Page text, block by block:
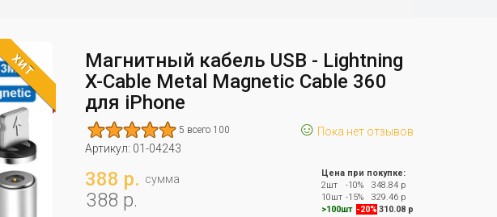
ХИТ
Магнитный кабель USB - Lightning
X-Cable Metal Magnetic Cable 360
для iPhone
5 всего 100 ☺ Пока нет отзывов
Артикул: 01-04243
388 р. сумма
388 р.
Цена при покупке:
2шт
-10%
348.84 р
10шт -15%
329.46 р
>100шт -20% 310.08 р